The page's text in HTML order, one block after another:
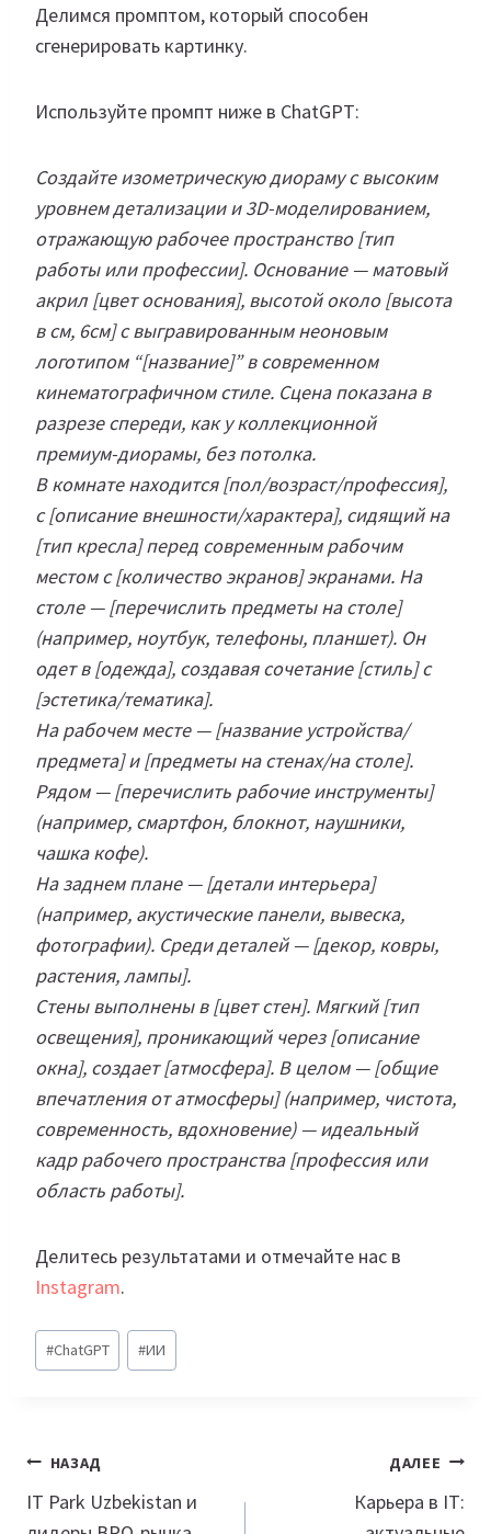
Делимся промптом, который способен
сгенерировать картинку.
Используйте промпт ниже в ChatGPT:
Создайте изометрическую диораму с высоким
уровнем детализации и 3D-моделированием,
отражающую рабочее пространство [тип
работы или профессии]. Основание — матовый
акрил [цвет основания], высотой около [высота
в см, 6см] с выгравированным неоновым
логотипом “[название]” в современном
кинематографичном стиле. Сцена показана в
разрезе спереди, как у коллекционной
премиум-диорамы, без потолка.
В комнате находится [пол/возраст/профессия],
с [описание внешности/характера], сидящий на
[тип кресла] перед современным рабочим
местом с [количество экранов] экранами. На
столе — [перечислить предметы на столе]
(например, ноутбук, телефоны, планшет). Он
одет в [одежда], создавая сочетание [стиль] с
[эстетика/тематика].
На рабочем месте — [название устройства/
предмета] и [предметы на стенах/на столе].
Рядом — [перечислить рабочие инструменты]
(например, смартфон, блокнот, наушники,
чашка кофе).
На заднем плане — [детали интерьера]
(например, акустические панели, вывеска,
фотографии). Среди деталей — [декор, ковры,
растения, лампы].
Стены выполнены в [цвет стен]. Мягкий [тип
освещения], проникающий через [описание
окна], создает [атмосфера]. В целом — [общие
впечатления от атмосферы] (например, чистота,
современность, вдохновение) — идеальный
кадр рабочего пространства [профессия или
область работы].
Делитесь результатами и отмечайте нас в
Instagram.
Метки
записи:
#ChatGPT #ИИ
Навигация
по
НАЗАД
IT Park Uzbekistan и
ДАЛЕЕ
Карьера в IT: